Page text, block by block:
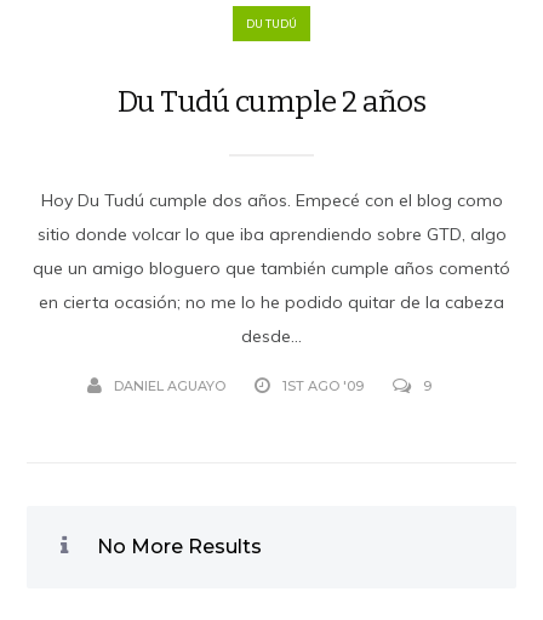
DU TUDÚ
Du Tudú cumple 2 años
Hoy Du Tudú cumple dos años. Empecé con el blog como
sitio donde volcar lo que iba aprendiendo sobre GTD, algo
que un amigo bloguero que también cumple años comentó
en cierta ocasión; no me lo he podido quitar de la cabeza
desde...
DANIEL AGUAYO 1ST AGO '09 9
No More Results